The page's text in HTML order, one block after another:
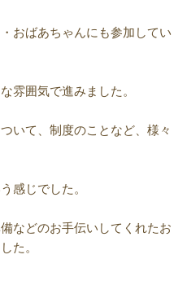
おばあちゃんにも参加してい
雰囲気で進みました。
いて、制度のことなど、様々
感じでした。
などのお手伝いしてくれたお
た。